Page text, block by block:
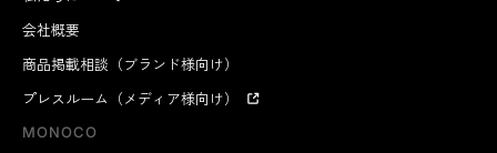
会社概要
商品掲載相談（ブランド様向け）
プレスルーム（メディア様向け）
MONOCO